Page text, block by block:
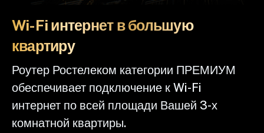
Wi-Fi интернет в большую
квартиру
Роутер Ростелеком категории ПРЕМИУМ
обеспечивает подключение к Wi-Fi
интернет по всей площади Вашей 3-х
комнатной квартиры.